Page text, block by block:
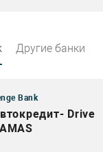
Другие банки
Bank
Drive